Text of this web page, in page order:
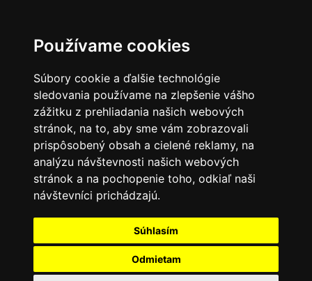
Používame cookies
Súbory cookie a ďalšie technológie
sledovania používame na zlepšenie vášho
zážitku z prehliadania našich webových
stránok, na to, aby sme vám zobrazovali
prispôsobený obsah a cielené reklamy, na
analýzu návštevnosti našich webových
stránok a na pochopenie toho, odkiaľ naši
návštevníci prichádzajú.
Súhlasím
Odmietam